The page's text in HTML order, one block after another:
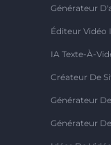
Générateur
Éditeur Vidéo
IA Texte-À-
Créateur De
Générateur
Générateur